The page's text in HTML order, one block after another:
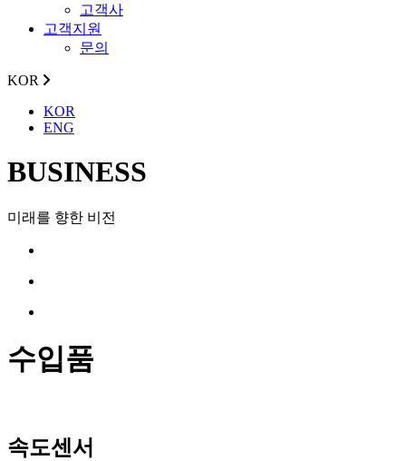
고객사
고객지원
문의
KOR
KOR
ENG
BUSINESS
미래를 향한 비전
수입품
속도센서